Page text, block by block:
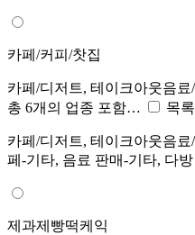
카페/커피/찻집
카페/디저트, 테이크아웃음
총 6개의 업종 포함…
목
카페/디저트, 테이크아웃음
페-기타, 음료 판매-기타, 다방
제과제빵떡케익